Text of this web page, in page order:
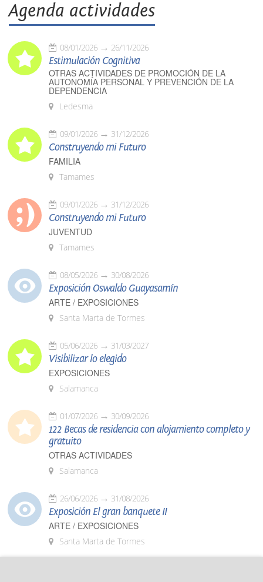
Agenda actividades
08/01/2026 26/11/2026
Estimulación Cognitiva
OTRAS ACTIVIDADES DE PROMOCIÓN DE LA
AUTONOMÍA PERSONAL Y PREVENCIÓN DE LA
DEPENDENCIA
Ledesma
09/01/2026 31/12/2026
Construyendo mi Futuro
FAMILIA
Tamames
09/01/2026 31/12/2026
Construyendo mi Futuro
JUVENTUD
Tamames
08/05/2026 30/08/2026
Exposición Oswaldo Guayasamín
ARTE / EXPOSICIONES
Santa Marta de Tormes
05/06/2026 31/03/2027
Visibilizar lo elegido
EXPOSICIONES
Salamanca
01/07/2026 30/09/2026
122 Becas de residencia con alojamiento completo y
gratuito
OTRAS ACTIVIDADES
Salamanca
26/06/2026 31/08/2026
Exposición El gran banquete II
ARTE / EXPOSICIONES
Santa Marta de Tormes